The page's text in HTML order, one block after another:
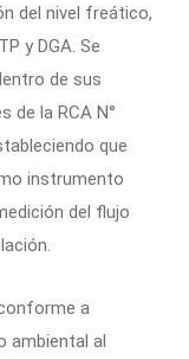
del nivel freático,
y DGA. Se
de sus
de la RCA N°
que
instrumento
del flujo
a
ambiental al